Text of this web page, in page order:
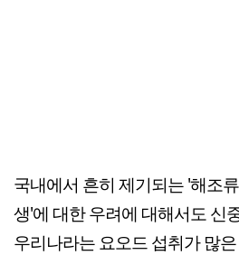
국내에서 흔히 제기되는 '해조
생'에 대한 우려에 대해서도 신
우리나라는 요오드 섭취가 많